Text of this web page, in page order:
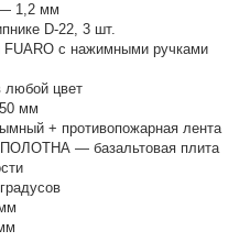
1,2 мм
D-22, 3 шт.
FUARO с нажимными ручками
любой цвет​​​​​​​
мм
+ противопожарная лента
— базальтовая плита